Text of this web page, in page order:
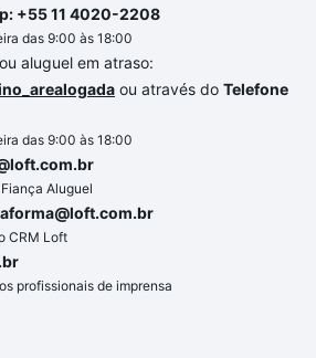
+55 11 4020-2208
das 9:00 às 18:00
aluguel em atraso:
ou através do Telefone
das 9:00 às 18:00
Aluguel
CRM Loft
profissionais de imprensa